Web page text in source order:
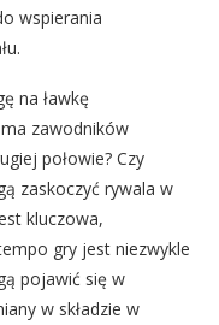
wspierania
na ławkę
zawodników
połowie? Czy
zaskoczyć rywala w
kluczowa,
gry jest niezwykle
pojawić się w
w składzie w